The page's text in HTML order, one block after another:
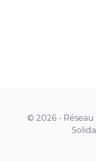
© 2026 -